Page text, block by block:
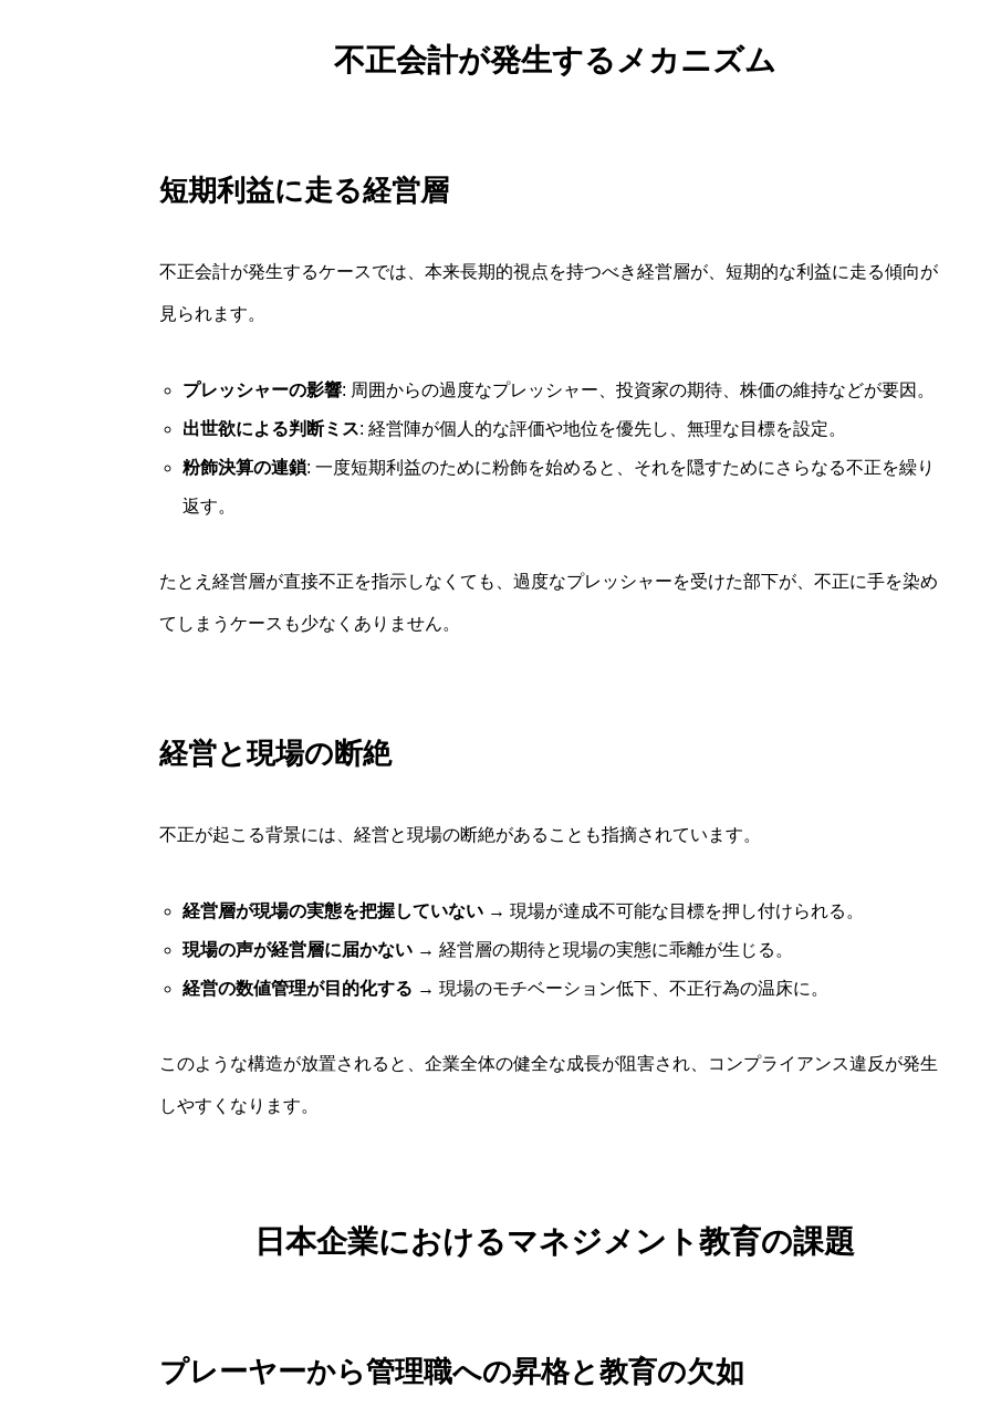
不正会計が発生するメカニズム
短期利益に走る経営層
不正会計が発生するケースでは、本来長期的視点を持つべき経営層が、短期的な利益に走る傾向が
見られます。
プレッシャーの影響: 周囲からの過度なプレッシャー、投資家の期待、株価の維持などが要因。
出世欲による判断ミス: 経営陣が個人的な評価や地位を優先し、無理な目標を設定。
粉飾決算の連鎖: 一度短期利益のために粉飾を始めると、それを隠すためにさらなる不正を繰り
返す。
たとえ経営層が直接不正を指示しなくても、過度なプレッシャーを受けた部下が、不正に手を染め
てしまうケースも少なくありません。
経営と現場の断絶
不正が起こる背景には、経営と現場の断絶があることも指摘されています。
経営層が現場の実態を把握していない→ 現場が達成不可能な目標を押し付けられる。
現場の声が経営層に届かない→ 経営層の期待と現場の実態に乖離が生じる。
経営の数値管理が目的化する → 現場のモチベーション低下、不正行為の温床に。
このような構造が放置されると、企業全体の健全な成長が阻害され、コンプライアンス違反が発生
しやすくなります。
日本企業におけるマネジメント教育の課題
プレーヤーから管理職への昇格と教育の欠如